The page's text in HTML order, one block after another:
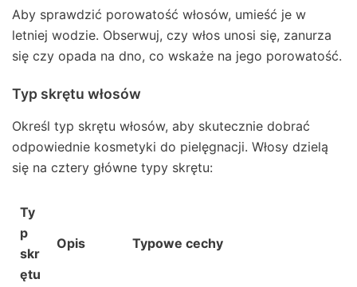
Aby sprawdzić porowatość włosów, umieść je w
letniej wodzie. Obserwuj, czy włos unosi się, zanurza
się czy opada na dno, co wskaże na jego porowatość.
Typ skrętu włosów
Określ typ skrętu włosów, aby skutecznie dobrać
odpowiednie kosmetyki do pielęgnacji. Włosy dzielą
się na cztery główne typy skrętu:
Ty
p
skr
ętu
Opis Typowe cechy